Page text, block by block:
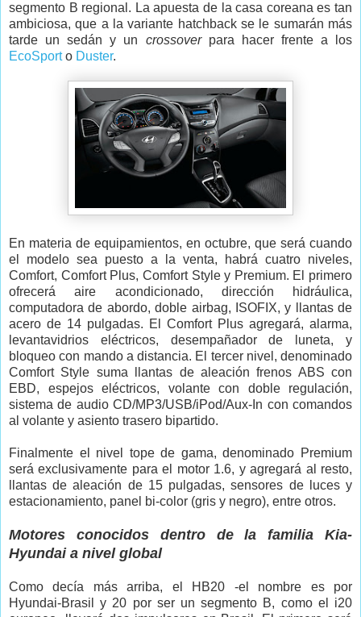
segmento B regional. La apuesta de la casa coreana es tan
ambiciosa, que a la variante hatchback se le sumarán más
tarde un sedán y un crossoverpara hacer frente a los
EcoSporto Duster.
En materia de equipamientos, en octubre, que será cuando
el modelo sea puesto a la venta, habrá cuatro niveles,
Comfort, Comfort Plus, Comfort Style y Premium. El primero
ofrecerá aire acondicionado, dirección hidráulica,
computadora de abordo, doble airbag, ISOFIX, y llantas de
acero de 14 pulgadas. El Comfort Plus agregará, alarma,
levantavidrios eléctricos, desempañador de luneta, y
bloqueo con mando a distancia. El tercer nivel, denominado
Comfort Style suma llantas de aleación frenos ABS con
EBD, espejos eléctricos, volante con doble regulación,
sistema de audio CD/MP3/USB/iPod/Aux-In con comandos
al volante y asiento trasero bipartido.
Finalmente el nivel tope de gama, denominado Premium
será exclusivamente para el motor 1.6, y agregará al resto,
llantas de aleación de 15 pulgadas, sensores de luces y
estacionamiento, panel bi-color (gris y negro), entre otros.
Motores conocidos dentro de la familia Kia-
Hyundai a nivel global
Como decía más arriba, el HB20 -el nombre es por
Hyundai-Brasil y 20 por ser un segmento B, como el i20